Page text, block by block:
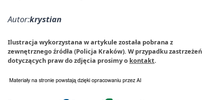
Autor:krystian
Ilustracja wykorzystana w artykule została pobrana z
zewnętrznego źródła (Policja Kraków). W przypadku zastrzeżeń
dotyczących praw do zdjęcia prosimy o kontakt.